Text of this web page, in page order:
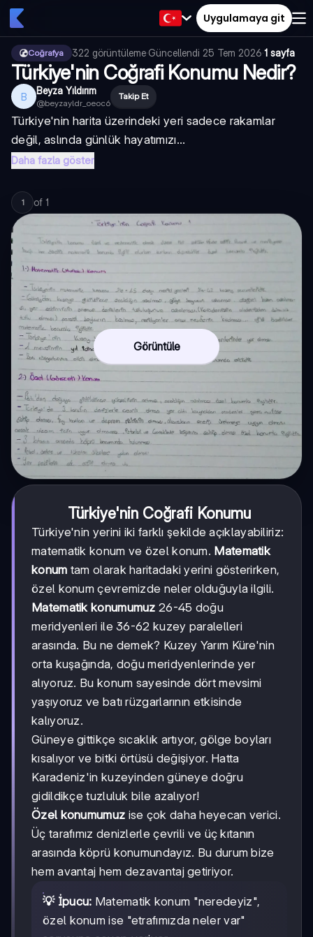
Uygulamaya git
Coğrafya 322 görüntüleme·Güncellendi 25 Tem 2026·1 sayfa
Türkiye'nin Coğrafi Konumu Nedir?
B Beyza Yıldırım
@beyzayldr_oeoc6
Takip Et
Türkiye'nin harita üzerindeki yeri sadece rakamlar
değil, aslında günlük hayatımızı...
Daha fazla göster
1 of 1
Görüntüle
Türkiye'nin Coğrafi Konumu
Türkiye'nin yerini iki farklı şekilde açıklayabiliriz:
matematik konum ve özel konum. Matematik
konum tam olarak haritadaki yerini gösterirken,
özel konum çevremizde neler olduğuyla ilgili.
Matematik konumumuz 26-45 doğu
meridyenleri ile 36-62 kuzey paralelleri
arasında. Bu ne demek? Kuzey Yarım Küre'nin
orta kuşağında, doğu meridyenlerinde yer
alıyoruz. Bu konum sayesinde dört mevsimi
yaşıyoruz ve batı rüzgarlarının etkisinde
kalıyoruz.
Güneye gittikçe sıcaklık artıyor, gölge boyları
kısalıyor ve bitki örtüsü değişiyor. Hatta
Karadeniz'in kuzeyinden güneye doğru
gidildikçe tuzluluk bile azalıyor!
Özel konumumuz ise çok daha heyecan verici.
Üç tarafımız denizlerle çevrili ve üç kıtanın
arasında köprü konumundayız. Bu durum bize
hem avantaj hem dezavantaj getiriyor.
💡 İpucu: Matematik konum "neredeyiz",
özel konum ise "etrafımızda neler var"